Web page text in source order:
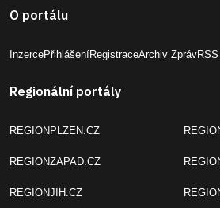
O portálu
InzercePřihlášeníRegistraceArchiv ZprávRSS
Regionální portály
REGIONPLZEN.CZ
REGIONZAPAD.CZ
REGIONJIH.CZ